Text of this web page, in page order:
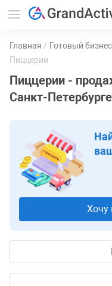
Главная Готовый
Пиццерии
Пиццерии -
Санкт-Петербурге
Хочу